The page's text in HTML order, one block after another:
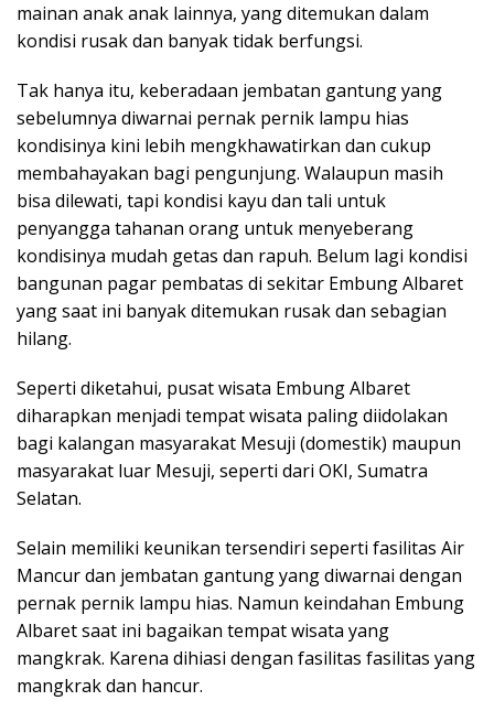
mainan anak anak lainnya, yang ditemukan dalam
kondisi rusak dan banyak tidak berfungsi.
Tak hanya itu, keberadaan jembatan gantung yang
sebelumnya diwarnai pernak pernik lampu hias
kondisinya kini lebih mengkhawatirkan dan cukup
membahayakan bagi pengunjung. Walaupun masih
bisa dilewati, tapi kondisi kayu dan tali untuk
penyangga tahanan orang untuk menyeberang
kondisinya mudah getas dan rapuh. Belum lagi kondisi
bangunan pagar pembatas di sekitar Embung Albaret
yang saat ini banyak ditemukan rusak dan sebagian
hilang.
Seperti diketahui, pusat wisata Embung Albaret
diharapkan menjadi tempat wisata paling diidolakan
bagi kalangan masyarakat Mesuji (domestik) maupun
masyarakat luar Mesuji, seperti dari OKI, Sumatra
Selatan.
Selain memiliki keunikan tersendiri seperti fasilitas Air
Mancur dan jembatan gantung yang diwarnai dengan
pernak pernik lampu hias. Namun keindahan Embung
Albaret saat ini bagaikan tempat wisata yang
mangkrak. Karena dihiasi dengan fasilitas fasilitas yang
mangkrak dan hancur.